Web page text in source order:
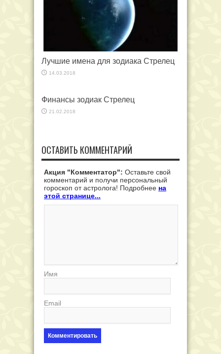
Лучшие имена для зодиака Стрелец
14.03.2018
Финансы зодиак Стрелец
21.02.2018
ОСТАВИТЬ КОММЕНТАРИЙ
Акция "Комментатор": Оставьте свой
комментарий и получи персональный
гороскоп от астролога! Подробнее на
этой странице...
Имя
Email